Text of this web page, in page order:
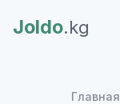
Joldo.kg
Главная